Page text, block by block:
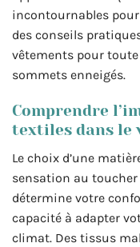
incontournables pour
des conseils
vêtements pour
sommets enneigés.
Comprendre
textiles dans le
Le choix d’une
sensation au toucher
détermine votre
capacité à adapter
climat. Des tissus